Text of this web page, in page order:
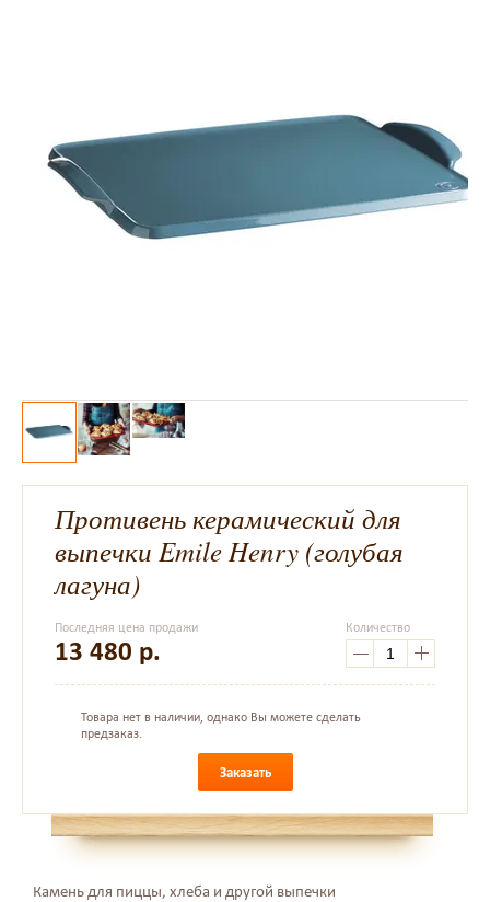
Противень керамический для
выпечки Emile Henry (голубая
лагуна)
Последняя цена продажи
13 480 р.
Количество
Товара нет в наличии, однако Вы можете сделать
предзаказ.
Заказать
Камень для пиццы, хлеба и другой выпечки